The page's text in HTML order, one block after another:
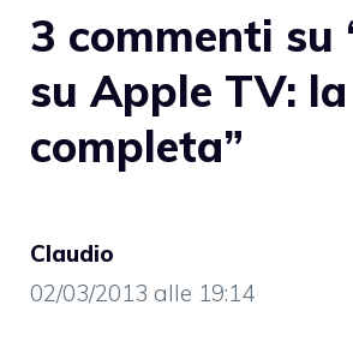
3 commenti su
su Apple TV:
completa”
Claudio
02/03/2013 alle 19:14